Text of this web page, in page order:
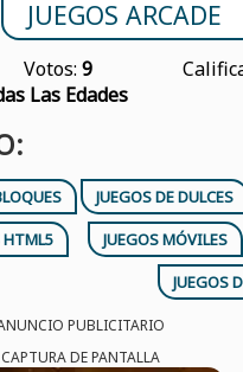
JUEGOS ARCADE
Votos: 9
Las Edades
JUEGOS DE DULCES
HTML5
JUEGOS MÓVILES
JUEGOS
PUBLICITARIO
CAPTURA DE PANTALLA